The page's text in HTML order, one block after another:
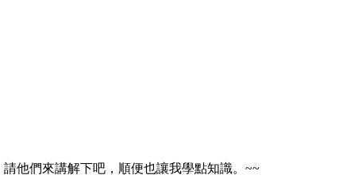
他們來講解下吧，順便也讓我學點知識。~~